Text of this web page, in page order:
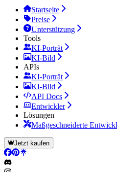
Startseite
Preise
Unterstützung
Tools
KI-Porträt
KI-Bild
APIs
KI-Porträt
KI-Bild
API Docs
Entwickler
Lösungen
Maßgeschneiderte
Jetzt kaufen